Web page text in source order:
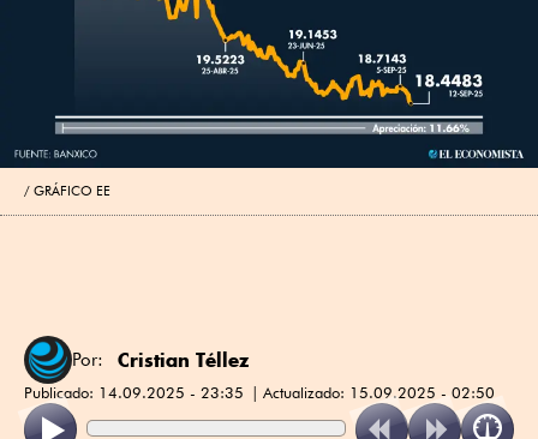
GRÁFICO EE
Por: Cristian Téllez
Publicado: 14.09.2025 - 23:35 Actualizado: 15.09.2025 - 02:50